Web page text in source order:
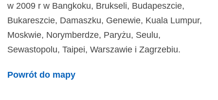
w 2009 r w Bangkoku, Brukseli, Budapeszcie,
Bukareszcie, Damaszku, Genewie, Kuala Lumpur,
Moskwie, Norymberdze, Paryżu, Seulu,
Sewastopolu, Taipei, Warszawie i Zagrzebiu.
Powrót do mapy